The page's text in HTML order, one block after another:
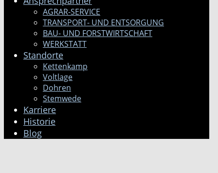
AGRAR-SERVICE
TRANSPORT- UND ENTSORGUNG
BAU- UND FORSTWIRTSCHAFT
WERKSTATT
Standorte
Kettenkamp
Voltlage
Dohren
Stemwede
Karriere
Historie
Blog